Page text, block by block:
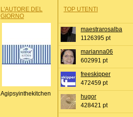
L'AUTORE DEL
GIORNO
Agipsyinthekitchen
TOP UTENTI
maestrarosalba
1126395 pt
marianna06
602991 pt
freeskipper
472459 pt
hugor
428421 pt